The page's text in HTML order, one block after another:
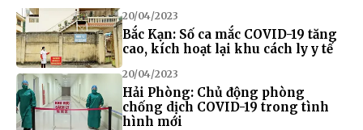
20/04/2023
Bắc Kạn: Số ca mắc COVID-19 tăng
cao, kích hoạt lại khu cách ly y tế
20/04/2023
Hải Phòng: Chủ động phòng
chống dịch COVID-19 trong tình
hình mới